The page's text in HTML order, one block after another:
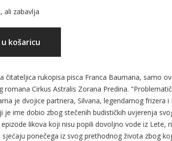
ali zabavlja
košaricu
čitateljica rukopisa pisca Franca Baumana, samo
Cirkus Astralis Zorana Predina.
je dvojice partnera, Silvana, legendarnog frizera i
je ime dobio zbog stečenih budističkih uvjerenja
likova koji nisu popili dovoljno vode iz Lete,
ponečega iz svog prethodnog života zbog